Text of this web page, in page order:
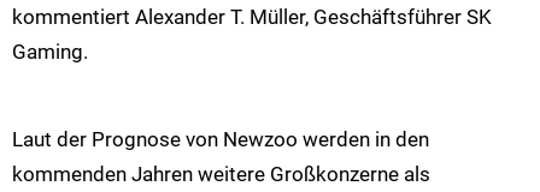
kommentiert Alexander T. Müller, Geschäftsführer SK
Gaming.
Laut der Prognose von Newzoo werden in den
kommenden Jahren weitere Großkonzerne als